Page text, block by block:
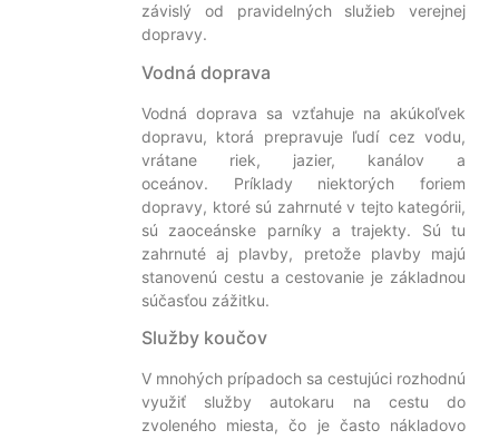
závislý od pravidelných služieb verejnej
dopravy.
Vodná doprava
Vodná doprava sa vzťahuje na akúkoľvek
dopravu, ktorá prepravuje ľudí cez vodu,
vrátane riek, jazier, kanálov a
oceánov. Príklady niektorých foriem
dopravy, ktoré sú zahrnuté v tejto kategórii,
sú zaoceánske parníky a trajekty. Sú tu
zahrnuté aj plavby, pretože plavby majú
stanovenú cestu a cestovanie je základnou
súčasťou zážitku.
Služby koučov
V mnohých prípadoch sa cestujúci rozhodnú
využiť služby autokaru na cestu do
zvoleného miesta, čo je často nákladovo